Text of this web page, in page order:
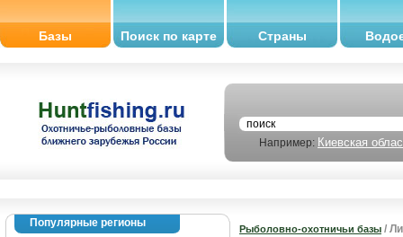
Базы Поиск по карте Страны
Например: Киевская
Популярные регионы Рыболовно-охотничьи базы /